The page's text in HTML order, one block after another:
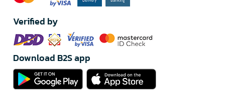
Verified by
Download B2S app